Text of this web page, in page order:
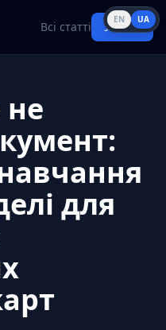
Всі статті Увійти
не
для
EN UA